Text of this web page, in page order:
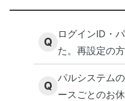
Q
ログインID・
た。再設定の
Q
パルシステム
ースごとのお